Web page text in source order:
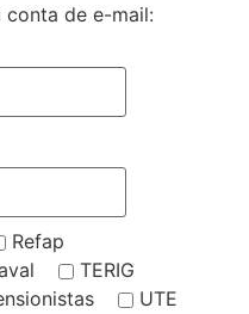
conta de e-mail:
Refap
TERIG
UTE